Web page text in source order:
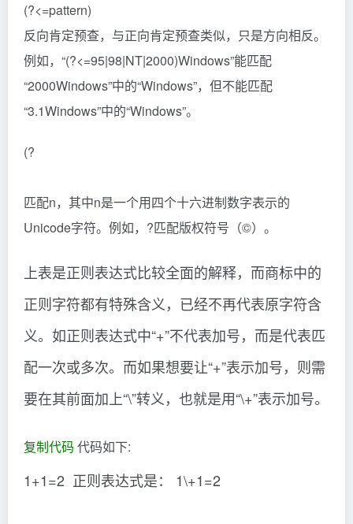
(?<=pattern)
反向肯定预查，与正向肯定预查类似，只是方向相反。
例如，“(?<=95|98|NT|2000)Windows”能匹配
“2000Windows”中的“Windows”，但不能匹配
“3.1Windows”中的“Windows”。
(?
匹配n，其中n是一个用四个十六进制数字表示的
Unicode字符。例如，?匹配版权符号（©）。
上表是正则表达式比较全面的解释，而商标中的
正则字符都有特殊含义，已经不再代表原字符含
义。如正则表达式中“+”不代表加号，而是代表匹
配一次或多次。而如果想要让“+”表示加号，则需
要在其前面加上“\”转义，也就是用“\+”表示加号。
复制代码 代码如下:
1+1=2 正则表达式是： 1\+1=2